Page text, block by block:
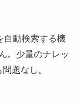
自動検索する機
。少量のナレッ
題なし。